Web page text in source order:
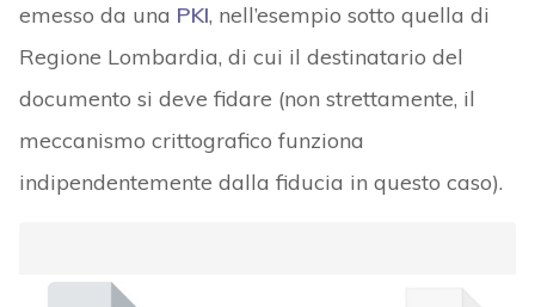
emesso da una PKI, nell’esempio sotto quella di
Regione Lombardia, di cui il destinatario del
documento si deve fidare (non strettamente, il
meccanismo crittografico funziona
indipendentemente dalla fiducia in questo caso).